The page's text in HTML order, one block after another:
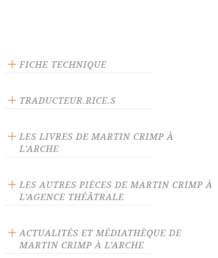
FICHE TECHNIQUE
Langue source : anglais
Nombre de personnages masculins : 5
TRADUCTEUR.RICE.S
Frédérique Plain
LES LIVRES DE MARTIN CRIMP À
L’ARCHE
LES AUTRES PIÈCES DE MARTIN CRIMP À
L’AGENCE THÉÂTRALE
Baiser de cinéma Cyrano
ACTUALITÉS ET MÉDIATHÈQUE DE
MARTIN CRIMP À L’ARCHE